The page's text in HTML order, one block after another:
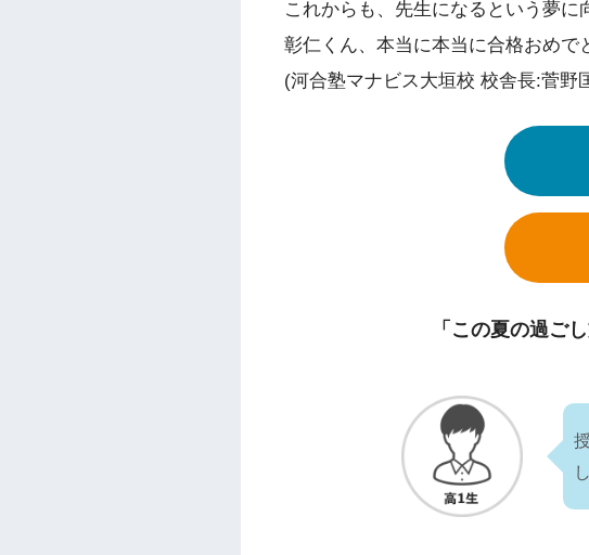
これからも、先生になるという夢
彰仁くん、本当に本当に合格おめで
(河合塾マナビス大垣校 校舎長:菅野
「この夏の過ご